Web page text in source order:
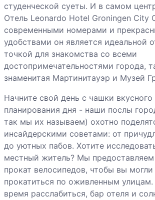
студенческой суеты. И в самом
Отель Leonardo Hotel Groningen City
современными номерами и
удобствами он является идеальной
точкой для знакомства со всеми
достопримечательностями города,
знаменитая Мартинитауэр и Музей
Начните свой день с чашки
планирования дня - наши послы
так мы их называем) охотно
инсайдерскими советами: от
до уютных пабов. Хотите
местный житель? Мы
прокат велосипедов, чтобы вы могли
прокатиться по оживленным улицам.
время расслабиться, бар отеля и